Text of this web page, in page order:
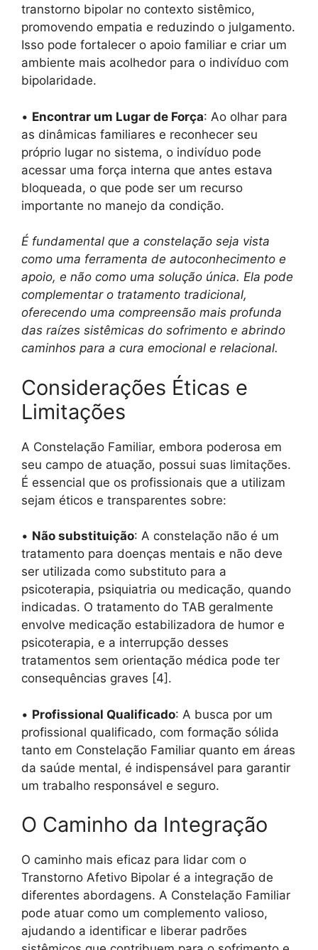
transtorno bipolar no contexto sistêmico,
promovendo empatia e reduzindo o julgamento.
Isso pode fortalecer o apoio familiar e criar um
ambiente mais acolhedor para o indivíduo com
bipolaridade.
• Encontrar um Lugar de Força: Ao olhar para
as dinâmicas familiares e reconhecer seu
próprio lugar no sistema, o indivíduo pode
acessar uma força interna que antes estava
bloqueada, o que pode ser um recurso
importante no manejo da condição.
É fundamental que a constelação seja vista
como uma ferramenta de autoconhecimento e
apoio, e não como uma solução única. Ela pode
complementar o tratamento tradicional,
oferecendo uma compreensão mais profunda
das raízes sistêmicas do sofrimento e abrindo
caminhos para a cura emocional e relacional.
Considerações Éticas e
Limitações
A Constelação Familiar, embora poderosa em
seu campo de atuação, possui suas limitações.
É essencial que os profissionais que a utilizam
sejam éticos e transparentes sobre:
• Não substituição: A constelação não é um
tratamento para doenças mentais e não deve
ser utilizada como substituto para a
psicoterapia, psiquiatria ou medicação, quando
indicadas. O tratamento do TAB geralmente
envolve medicação estabilizadora de humor e
psicoterapia, e a interrupção desses
tratamentos sem orientação médica pode ter
consequências graves [4].
• Profissional Qualificado: A busca por um
profissional qualificado, com formação sólida
tanto em Constelação Familiar quanto em áreas
da saúde mental, é indispensável para garantir
um trabalho responsável e seguro.
O Caminho da Integração
O caminho mais eficaz para lidar com o
Transtorno Afetivo Bipolar é a integração de
diferentes abordagens. A Constelação Familiar
pode atuar como um complemento valioso,
ajudando a identificar e liberar padrões